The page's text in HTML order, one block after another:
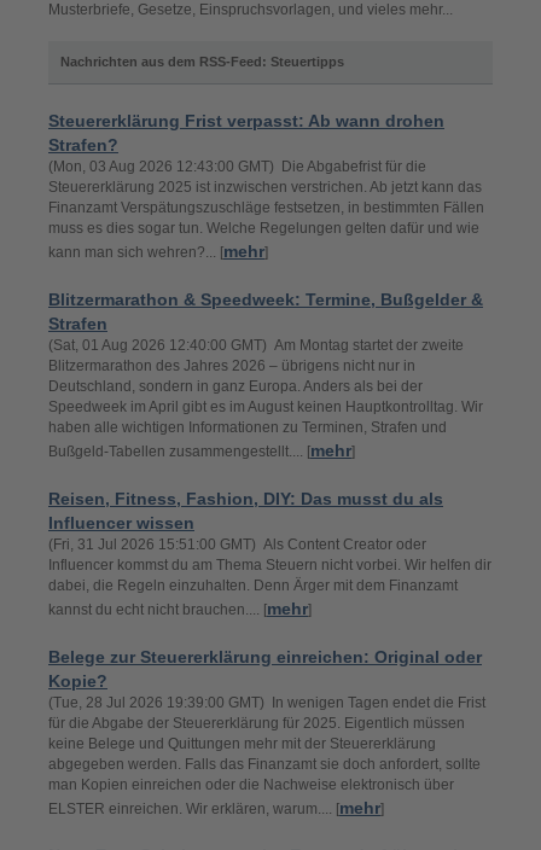
Musterbriefe, Gesetze, Einspruchsvorlagen, und vieles mehr...
Nachrichten aus dem RSS-Feed: Steuertipps
Steuererklärung Frist verpasst: Ab wann drohen
Strafen?
(Mon, 03 Aug 2026 12:43:00 GMT) Die Abgabefrist für die
Steuererklärung 2025 ist inzwischen verstrichen. Ab jetzt kann das
Finanzamt Verspätungszuschläge festsetzen, in bestimmten Fällen
muss es dies sogar tun. Welche Regelungen gelten dafür und wie
kann man sich wehren?... [mehr]
Blitzermarathon & Speedweek: Termine, Bußgelder &
Strafen
(Sat, 01 Aug 2026 12:40:00 GMT) Am Montag startet der zweite
Blitzermarathon des Jahres 2026 – übrigens nicht nur in
Deutschland, sondern in ganz Europa. Anders als bei der
Speedweek im April gibt es im August keinen Hauptkontrolltag. Wir
haben alle wichtigen Informationen zu Terminen, Strafen und
Bußgeld-Tabellen zusammengestellt.... [mehr]
Reisen, Fitness, Fashion, DIY: Das musst du als
Influencer wissen
(Fri, 31 Jul 2026 15:51:00 GMT) Als Content Creator oder
Influencer kommst du am Thema Steuern nicht vorbei. Wir helfen dir
dabei, die Regeln einzuhalten. Denn Ärger mit dem Finanzamt
kannst du echt nicht brauchen.... [mehr]
Belege zur Steuererklärung einreichen: Original oder
Kopie?
(Tue, 28 Jul 2026 19:39:00 GMT) In wenigen Tagen endet die Frist
für die Abgabe der Steuererklärung für 2025. Eigentlich müssen
keine Belege und Quittungen mehr mit der Steuererklärung
abgegeben werden. Falls das Finanzamt sie doch anfordert, sollte
man Kopien einreichen oder die Nachweise elektronisch über
ELSTER einreichen. Wir erklären, warum.... [mehr]